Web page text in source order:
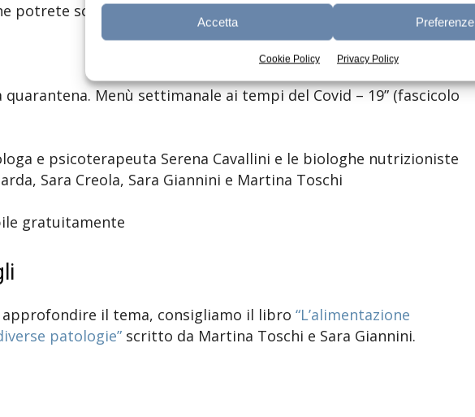
Accetta Preferenze
Cookie Policy Privacy Policy
potrete scaricare sempre gratuitamente.
quarantena. Menù settimanale ai tempi del Covid – 19” (fascicolo
e psicoterapeuta Serena Cavallini e le biologhe nutrizioniste
Sara Creola, Sara Giannini e Martina Toschi
gratuitamente
approfondire il tema, consigliamo il libro “L’alimentazione
patologie” scritto da Martina Toschi e Sara Giannini.